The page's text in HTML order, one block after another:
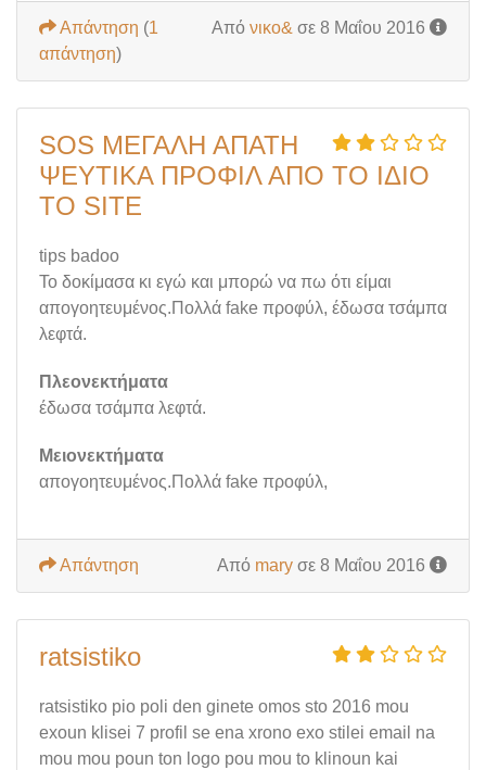
Από νικο& σε 8 Μαΐου 2016
Απάντηση (1
απάντηση)
SOS ΜΕΓΑΛΗ ΑΠΑΤΗ
ΨΕΥΤΙΚΑ ΠΡΟΦΙΛ ΑΠΟ ΤΟ ΙΔΙΟ
ΤΟ SITE
tips badoo
Το δοκίμασα κι εγώ και μπορώ να πω ότι είμαι
απογοητευμένος.Πολλά fake προφύλ, έδωσα τσάμπα
λεφτά.
Πλεονεκτήματα
έδωσα τσάμπα λεφτά.
Μειονεκτήματα
απογοητευμένος.Πολλά fake προφύλ,
Από mary σε 8 Μαΐου 2016
Απάντηση
ratsistiko
ratsistiko pio poli den ginete omos sto 2016 mou
exoun klisei 7 profil se ena xrono exo stilei email na
mou mou poun ton logo pou mou to klinoun kai